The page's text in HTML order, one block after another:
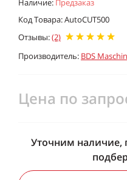
Наличие: Предзаказ
Код Товара: AutoCUT500
Отзывы:(2)
Производитель: BDS
Цена по
Уточним наличие,